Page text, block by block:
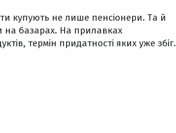
купують не лише пенсіонери. Та й
на базарах. На прилавках
термін придатності яких уже збіг.